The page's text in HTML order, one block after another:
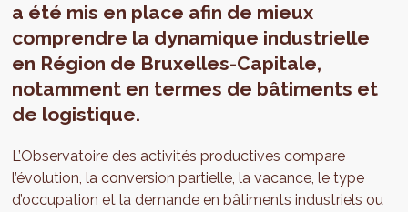
a été mis en place afin de mieux
comprendre la dynamique industrielle
en Région de Bruxelles-Capitale,
notamment en termes de bâtiments et
de logistique.
L’Observatoire des activités productives compare
l’évolution, la conversion partielle, la vacance, le type
d’occupation et la demande en bâtiments industriels ou